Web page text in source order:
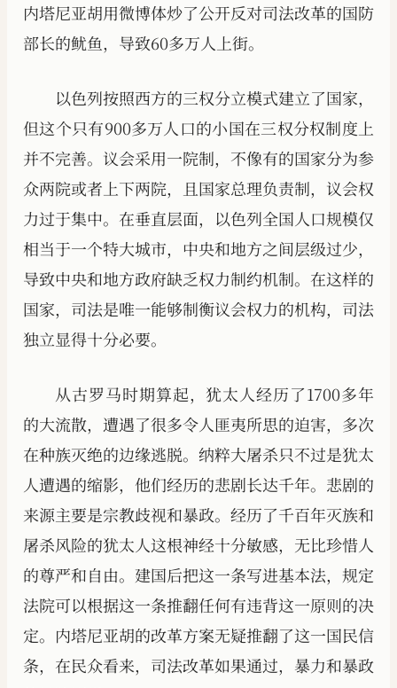
内塔尼亚胡用微博体炒了公开反对司法改革的国防
部长的鱿鱼，导致60多万人上街。
以色列按照西方的三权分立模式建立了国家，
但这个只有900多万人口的小国在三权分权制度上
并不完善。议会采用一院制，不像有的国家分为参
众两院或者上下两院，且国家总理负责制，议会权
力过于集中。在垂直层面，以色列全国人口规模仅
相当于一个特大城市，中央和地方之间层级过少，
导致中央和地方政府缺乏权力制约机制。在这样的
国家，司法是唯一能够制衡议会权力的机构，司法
独立显得十分必要。
从古罗马时期算起，犹太人经历了1700多年
的大流散，遭遇了很多令人匪夷所思的迫害，多次
在种族灭绝的边缘逃脱。纳粹大屠杀只不过是犹太
人遭遇的缩影，他们经历的悲剧长达千年。悲剧的
来源主要是宗教歧视和暴政。经历了千百年灭族和
屠杀风险的犹太人这根神经十分敏感，无比珍惜人
的尊严和自由。建国后把这一条写进基本法，规定
法院可以根据这一条推翻任何有违背这一原则的决
定。内塔尼亚胡的改革方案无疑推翻了这一国民信
条，在民众看来，司法改革如果通过，暴力和暴政